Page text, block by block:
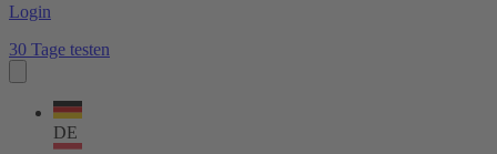
Login
30 Tage testen
Sprache
wählen
DE